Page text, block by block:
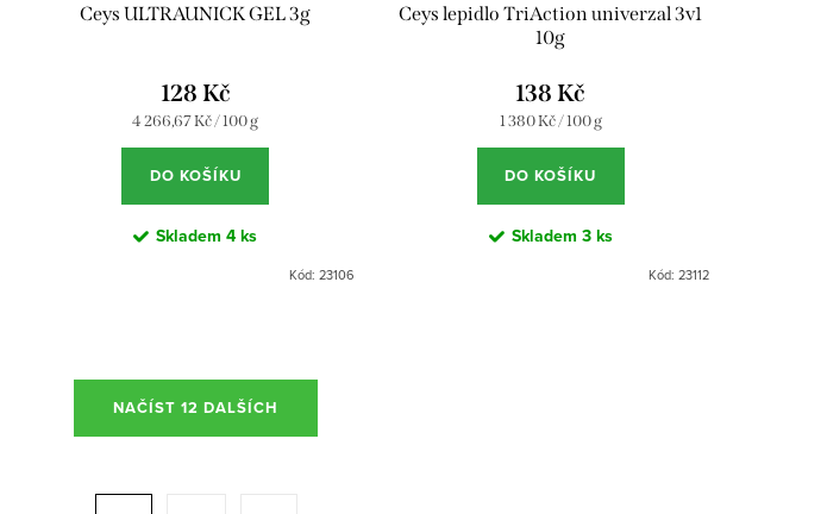
Ceys ULTRAUNICK GEL 3g
128 Kč
Měrná
4 266,67 Kč / 100 g
DO KOŠÍKU
Skladem4 ks
Kód: 23106
Ceys lepidlo TriAction univerzal 3v1
10g
138 Kč
Měrná
1 380 Kč / 100 g
DO KOŠÍKU
Skladem 3 ks
Kód: 23112
NAČÍST 12 DALŠÍCH